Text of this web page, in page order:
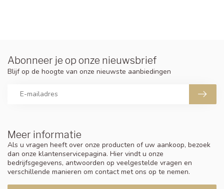
Meer informatie
Als u vragen heeft over onze producten of uw aankoop, bezoek
dan onze klantenservicepagina. Hier vindt u onze
bedrijfsgegevens, antwoorden op veelgestelde vragen en
verschillende manieren om contact met ons op te nemen.
Abonneer je op onze nieuwsbrief
Blijf op de hoogte van onze nieuwste aanbiedingen